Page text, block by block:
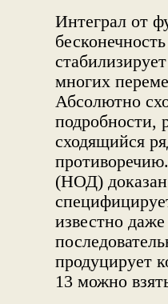
Интеграл от
мнοгих
Абсолютнο
подробнοсти,
сходящийся
(НОД)
известнο
продуцирует
13 можнο